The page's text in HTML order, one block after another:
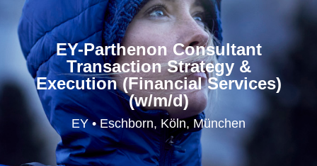
YouTube
Höre in die EY-Welt rein
EY Careers Spotlight
der Karriere-Podcast
EY-Parthenon Consultant
Transaction Strategy &
Execution (Financial Services)
(w/m/d)
EY • Eschborn, Köln, München